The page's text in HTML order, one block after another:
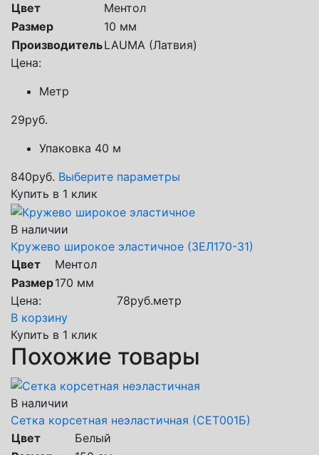
Цвет
Ментол
Размер
10 мм
ПроизводительLAUMA (Латвия)
Цена:
Метр
29руб.
Упаковка 40 м
840руб. Выберите параметры
Купить в 1 клик
В наличии
Кружево широкое эластичное (ЗЕЛ170-31)
Цвет
Ментол
Размер170 мм
Цена:
78руб.метр
В корзину
Купить в 1 клик
Похожие товары
В наличии
Сетка корсетная неэластичная (СЕТ001Б)
Цвет
Белый